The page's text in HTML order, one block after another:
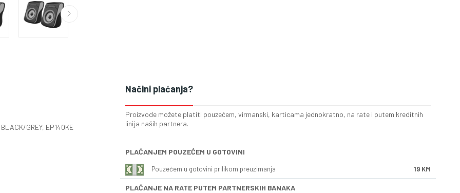
GREY, EP140KE
Načini plaćanja?
Proizvode možete platiti pouzećem, virmanski, karticama jednokratno, na rate i putem kreditnih
linija naših partnera.
PLAĆANJEM POUZEĆEM U GOTOVINI
Pouzećem u gotovini prilikom preuzimanja 19 KM
PLAĆANJE NA RATE PUTEM PARTNERSKIH BANAKA